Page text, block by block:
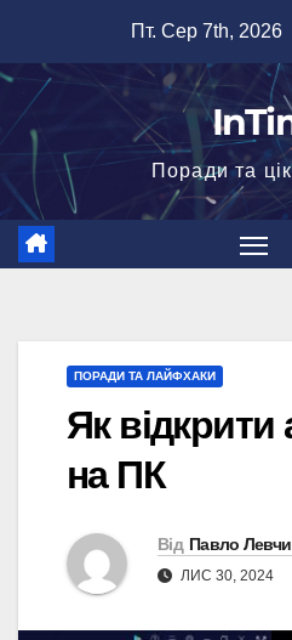
вмісту
Пт. Сер 7th, 2026
Поради та
ПОРАДИ ТА ЛАЙФХАКИ
Як
на ПК
Від Павло
ЛИС 30, 2024